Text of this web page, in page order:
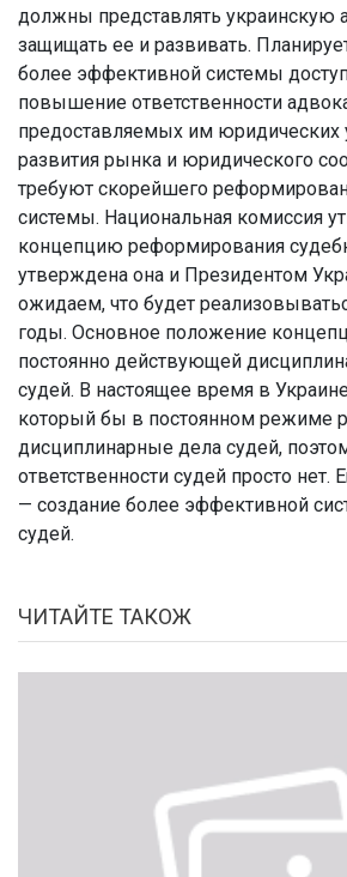
должны представлять украинскую
защищать ее и развивать.
более эффективной системы
повышение ответственности
предоставляемых им юридических
развития рынка и юридического
требуют скорейшего
системы. Национальная комиссия
концепцию реформирования
утверждена она и Президентом
ожидаем, что будет
годы. Основное положение
постоянно действующей
судей. В настоящее время в
который бы в постоянном режиме
дисциплинарные дела судей,
ответственности судей просто нет.
— создание более эффективной
судей.
ЧИТАЙТЕ ТАКОЖ